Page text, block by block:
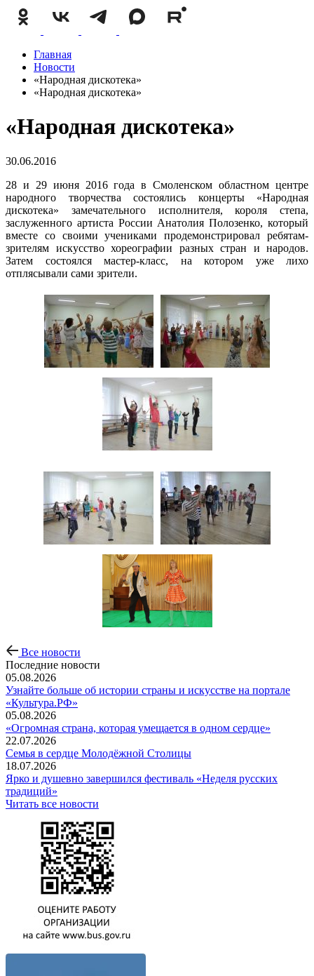
Главная
Новости
«Народная дискотека»
«Народная дискотека»
«Народная дискотека»
30.06.2016
28 и 29 июня 2016 года в Смоленском областном центре
народного творчества состоялись концерты «Народная
дискотека» замечательного исполнителя, короля степа,
заслуженного артиста России Анатолия Полозенко, который
вместе со своими учениками продемонстрировал ребятам-
зрителям искусство хореографии разных стран и народов.
Затем состоялся мастер-класс, на котором уже лихо
отплясывали сами зрители.
Все новости
Последние новости
05.08.2026
Узнайте больше об истории страны и искусстве на портале
«Культура.РФ»
05.08.2026
«Огромная страна, которая умещается в одном сердце»
22.07.2026
Семья в сердце Молодёжной Столицы
18.07.2026
Ярко и душевно завершился фестиваль «Неделя русских
традиций»
Читать все новости